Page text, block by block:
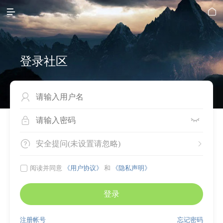
 
登录社区

 
 
安全提问(未设置请忽略)
 阅读并同意 《用户协议》 和 《隐私声明》
登录
忘记密码
注册帐号